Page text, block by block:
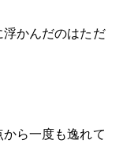
かんだのはただ
ら一度も逸れて